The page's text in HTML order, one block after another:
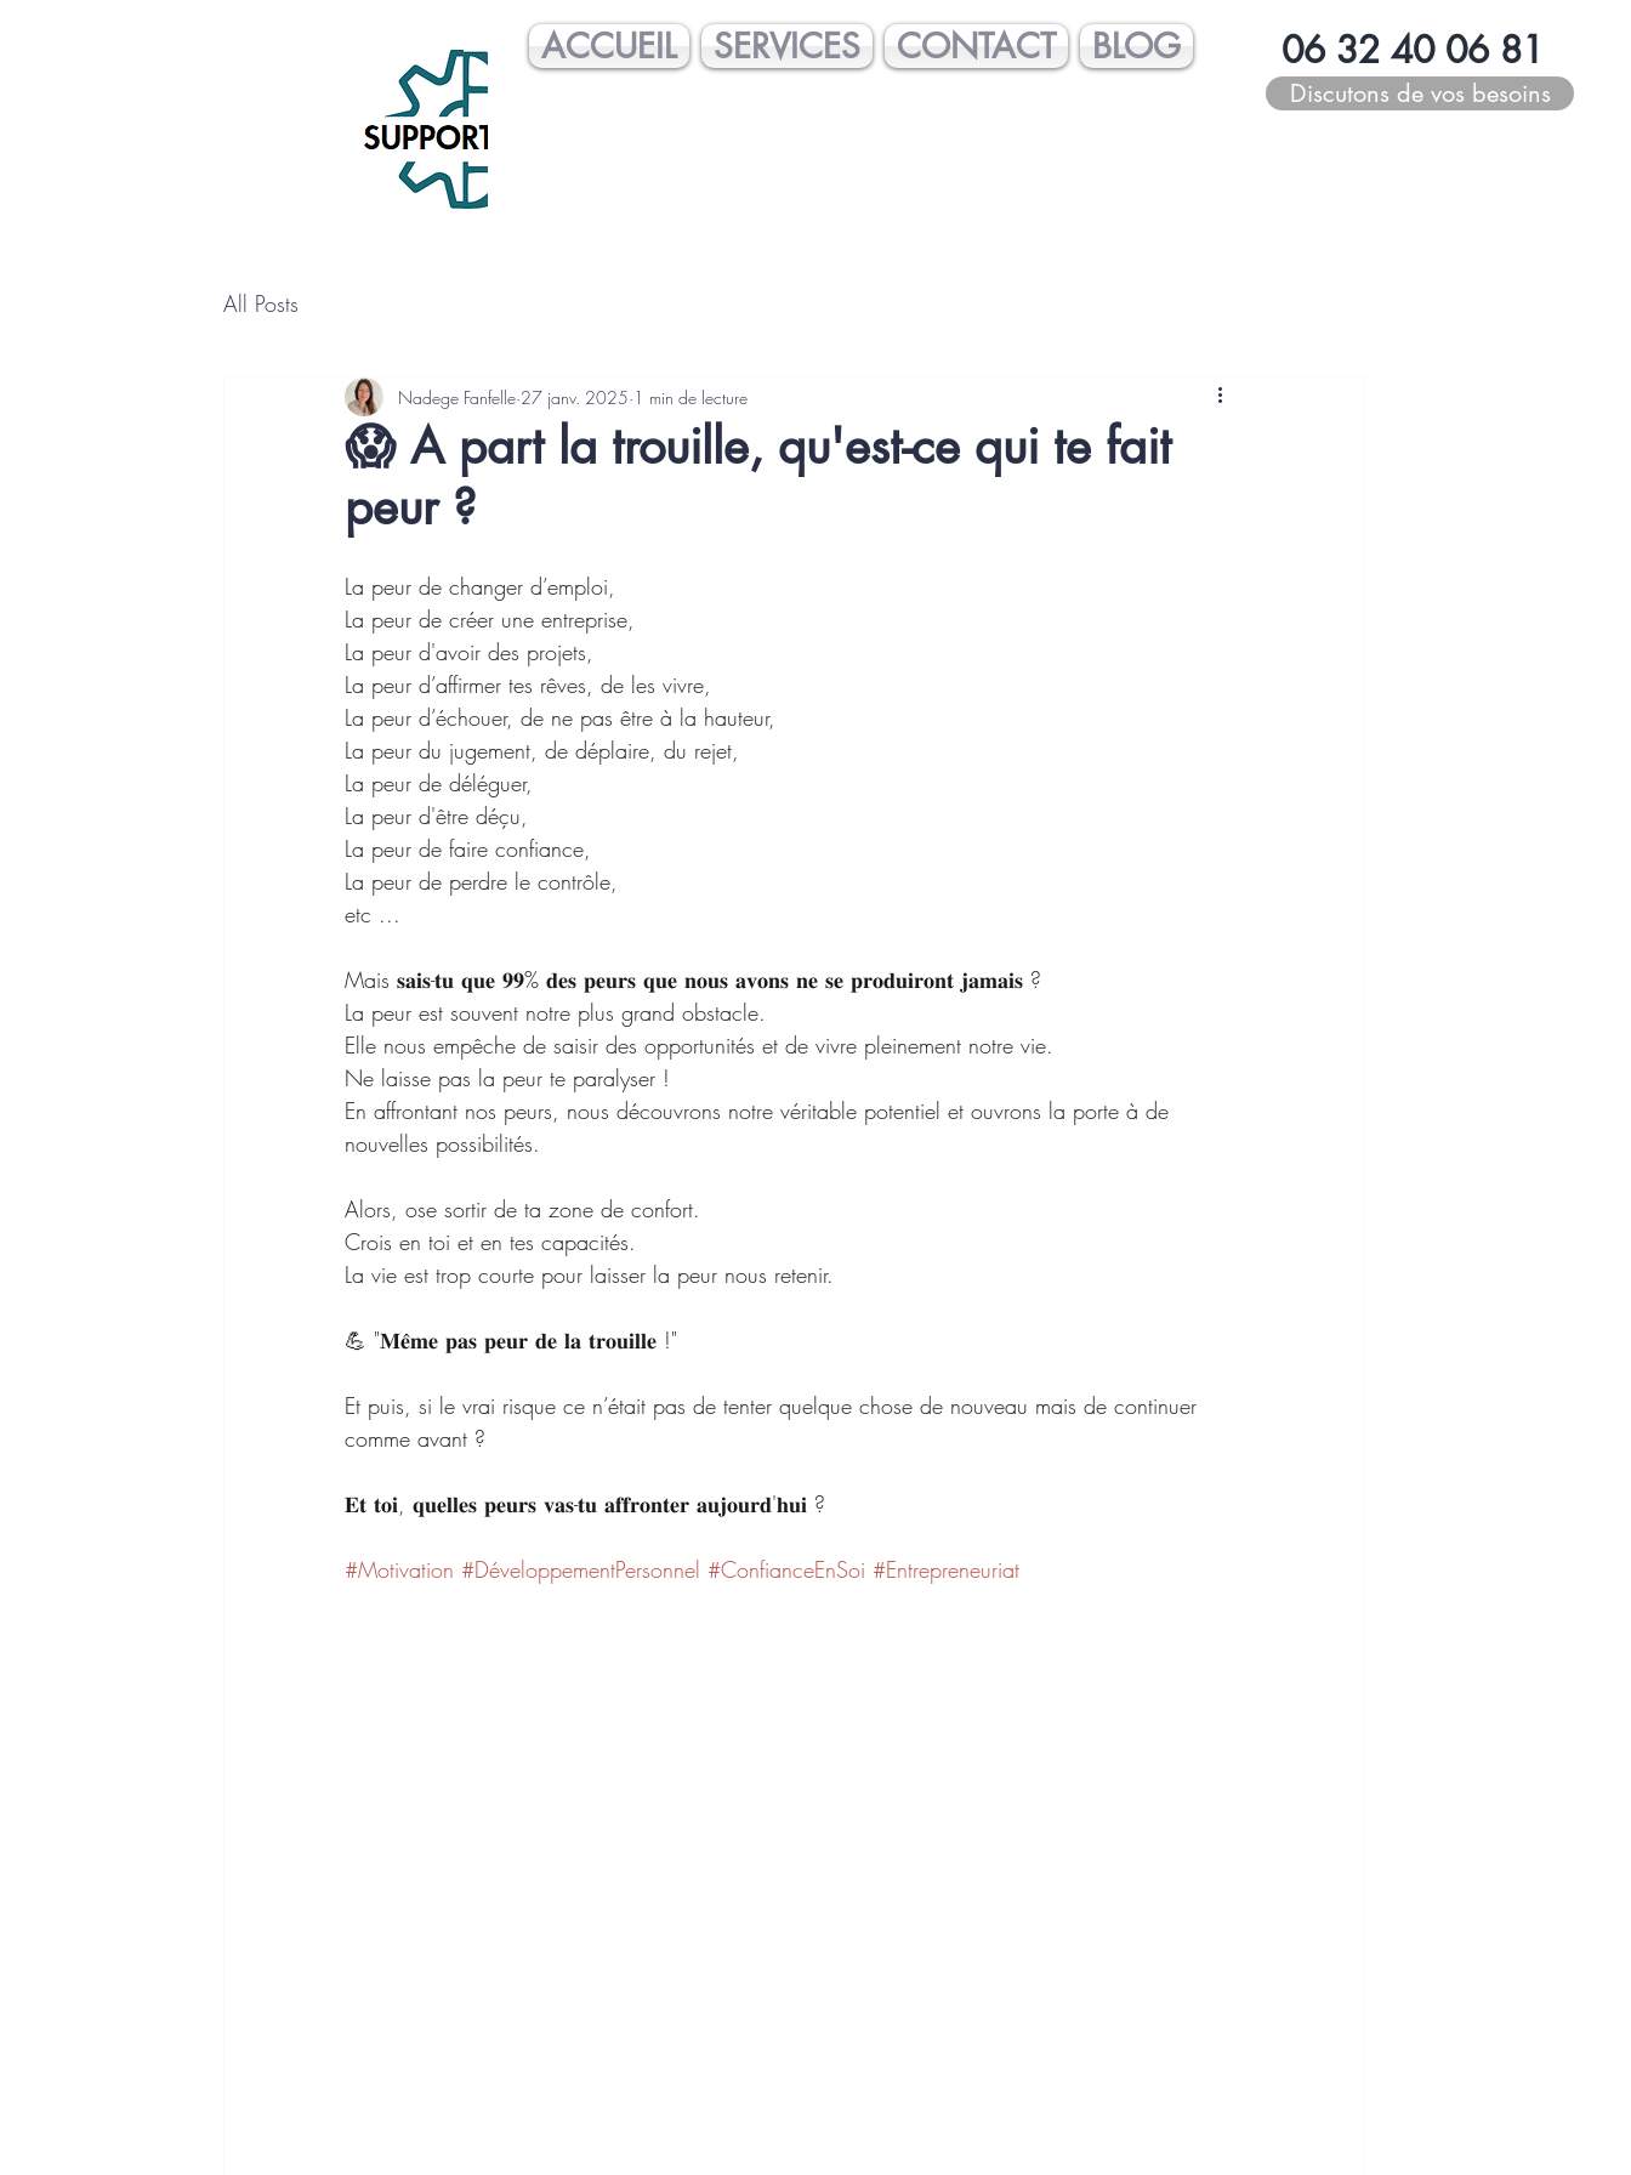
ACCUEIL SERVICES CONTACT BLOG 06 32 40 06 81
Discutons de vos besoins
All Posts
😱 A part la trouille, qu'est-ce qui te fait
peur ?
Nadege Fanfelle 27 janv. 2025 1 min de lecture
La peur de changer d’emploi,
La peur de créer une entreprise,
La peur d'avoir des projets,
La peur d’affirmer tes rêves, de les vivre,
La peur d’échouer, de ne pas être à la hauteur,
La peur du jugement, de déplaire, du rejet,
La peur de déléguer,
La peur d'être déçu,
La peur de faire confiance,
La peur de perdre le contrôle,
etc ...
Mais 𝐬𝐚𝐢𝐬-𝐭𝐮 𝐪𝐮𝐞 𝟗𝟗% 𝐝𝐞𝐬 𝐩𝐞𝐮𝐫𝐬 𝐪𝐮𝐞 𝐧𝐨𝐮𝐬 𝐚𝐯𝐨𝐧𝐬 𝐧𝐞 𝐬𝐞 𝐩𝐫𝐨𝐝𝐮𝐢𝐫𝐨𝐧𝐭 𝐣𝐚𝐦𝐚𝐢𝐬 ?
La peur est souvent notre plus grand obstacle.
Elle nous empêche de saisir des opportunités et de vivre pleinement notre vie.
Ne laisse pas la peur te paralyser !
En affrontant nos peurs, nous découvrons notre véritable potentiel et ouvrons la porte à de
nouvelles possibilités.
Alors, ose sortir de ta zone de confort.
Crois en toi et en tes capacités.
La vie est trop courte pour laisser la peur nous retenir.
💪 "𝐌𝐞̂𝐦𝐞 𝐩𝐚𝐬 𝐩𝐞𝐮𝐫 𝐝𝐞 𝐥𝐚 𝐭𝐫𝐨𝐮𝐢𝐥𝐥𝐞 !"
Et puis, si le vrai risque ce n’était pas de tenter quelque chose de nouveau mais de continuer
comme avant ?
𝐄𝐭 𝐭𝐨𝐢, 𝐪𝐮𝐞𝐥𝐥𝐞𝐬 𝐩𝐞𝐮𝐫𝐬 𝐯𝐚𝐬-𝐭𝐮 𝐚𝐟𝐟𝐫𝐨𝐧𝐭𝐞𝐫 𝐚𝐮𝐣𝐨𝐮𝐫𝐝'𝐡𝐮𝐢 ?
#Motivation #DéveloppementPersonnel #ConfianceEnSoi #Entrepreneuriat